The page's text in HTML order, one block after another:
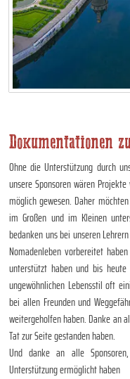
Dokumentationen
Ohne die Unterstützung durch
unsere Sponsoren wären
möglich gewesen. Daher
im Großen und im Kleinen
bedanken uns bei unseren
Nomadenleben vorbereitet
unterstützt haben und bis
ungewöhnlichen Lebensstil oft
bei allen Freunden und
weitergeholfen haben. Danke an
Tat zur Seite gestanden haben.
Und danke an alle
Unterstützung ermöglicht haben